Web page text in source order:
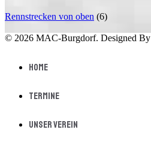
Rennstrecken von oben (6)
© 2026 MAC-Burgdorf. Designed By
Home
Termine
Unser Verein